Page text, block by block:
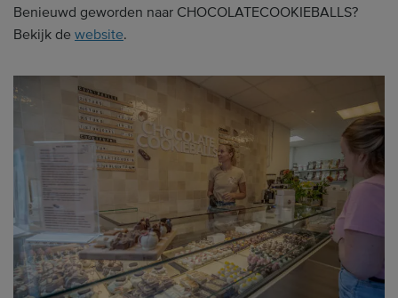
Benieuwd geworden naar CHOCOLATECOOKIEBALLS?
Bekijk de website.